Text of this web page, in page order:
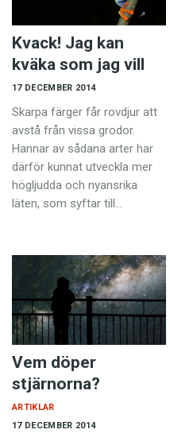
Kvack! Jag kan
kväka som jag vill
17 DECEMBER 2014
Skarpa färger får rovdjur att
avstå från vissa grodor.
Hannar av sådana arter har
därför kunnat utveckla mer
högljudda och nyansrika
läten, som syftar till…
Vem döper
stjärnorna?
17 DECEMBER 2014
ARTIKLAR